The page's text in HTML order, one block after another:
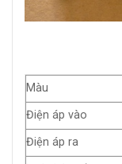
Màu
Điện áp vào
Điện áp ra